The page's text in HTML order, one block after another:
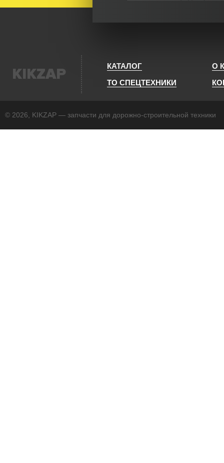
KIKZAP КАТАЛОГ
О
ТО СПЕЦТЕХНИКИ
© 2026, KIKZAP — запчасти для дорожно-строительной техники